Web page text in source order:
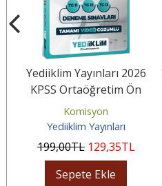
Yediiklim Yayınları 2026
KPSS Ortaöğretim Ön
Lisans GY-GK Türkiye
Geneli...
Komisyon
Yediiklim Yayınları
199,00TL 129,35TL
Sepete Ekle